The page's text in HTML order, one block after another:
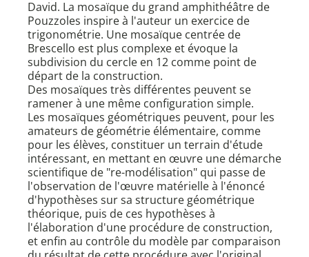
David. La mosaïque du grand amphithéâtre de
Pouzzoles inspire à l'auteur un exercice de
trigonométrie. Une mosaïque centrée de
Brescello est plus complexe et évoque la
subdivision du cercle en 12 comme point de
départ de la construction.
Des mosaïques très différentes peuvent se
ramener à une même configuration simple.
Les mosaïques géométriques peuvent, pour les
amateurs de géométrie élémentaire, comme
pour les élèves, constituer un terrain d'étude
intéressant, en mettant en œuvre une démarche
scientifique de "re-modélisation" qui passe de
l'observation de l'œuvre matérielle à l'énoncé
d'hypothèses sur sa structure géométrique
théorique, puis de ces hypothèses à
l'élaboration d'une procédure de construction,
et enfin au contrôle du modèle par comparaison